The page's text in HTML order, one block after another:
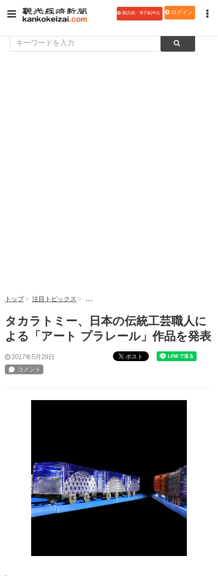
購読(紙・電子版)申込 ログイン
トップ 注目トピックス タカラトミー、日本の伝統工芸職人による「
タカラトミー、日本の伝統工芸職人に
よる「アート プラレール」作品を発表
2017年5月29日 ポスト